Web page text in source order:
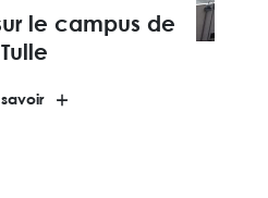
le campus de
Tulle
savoir